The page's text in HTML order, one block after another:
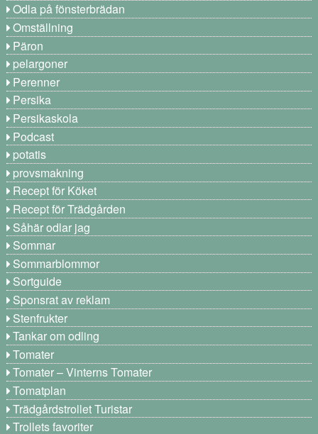
Odla på fönsterbrädan
Omställning
Päron
pelargoner
Perenner
Persika
Persikaskola
Podcast
potatis
provsmakning
Recept för Köket
Recept för Trädgården
Såhär odlar jag
Sommar
Sommarblommor
Sortguide
Sponsrat av reklam
Stenfrukter
Tankar om odling
Tomater
Tomater – Vinterns Tomater
Tomatplan
Trädgårdstrollet Turistar
Trollets favoriter